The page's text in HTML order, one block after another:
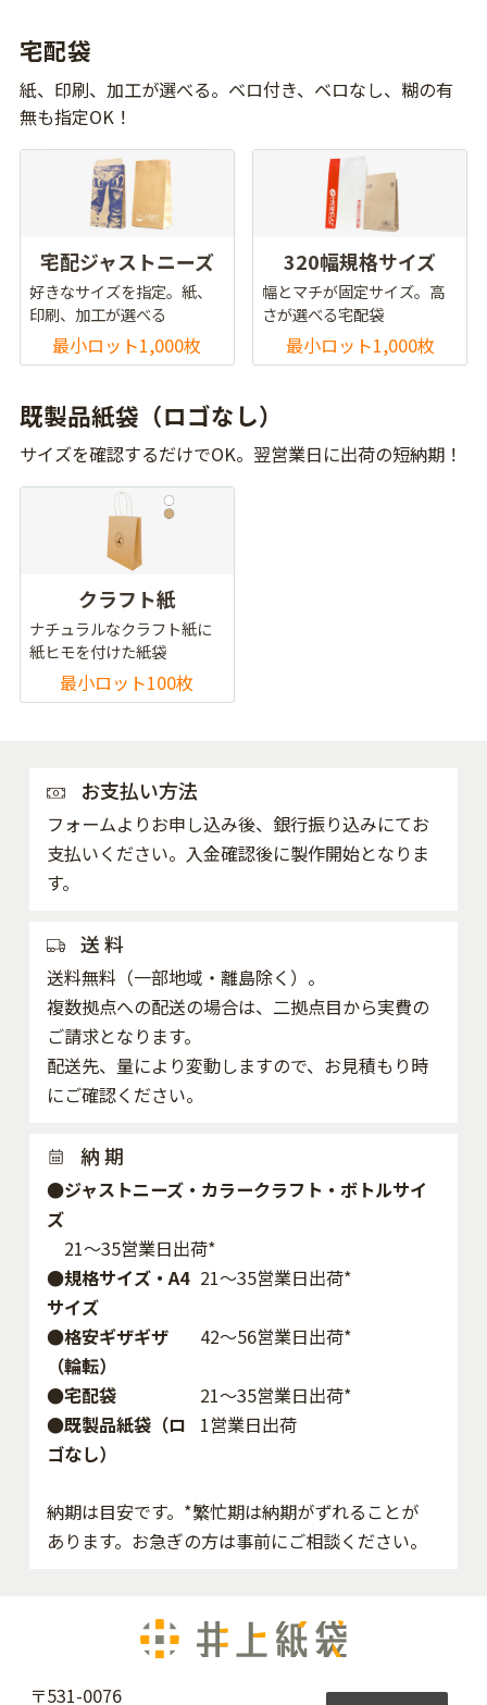
宅配袋
紙、印刷、加工が選べる。ベロ付き、ベロなし、糊の有
無も指定OK！
宅配ジャストニーズ
好きなサイズを指定。紙、
印刷、加工が選べる
最小ロット1,000枚
320幅規格サイズ
幅とマチが固定サイズ。高
さが選べる宅配袋
最小ロット1,000枚
既製品紙袋（ロゴなし）
サイズを確認するだけでOK。翌営業日に出荷の短納期！
クラフト紙
ナチュラルなクラフト紙に
紙ヒモを付けた紙袋
最小ロット100枚
お支払い方法
フォームよりお申し込み後、銀行振り込みにてお
支払いください。入金確認後に製作開始となりま
す。
送 料
送料無料（一部地域・離島除く）。
複数拠点への配送の場合は、二拠点目から実費の
ご請求となります。
配送先、量により変動しますので、お見積もり時
にご確認ください。
納 期
●ジャストニーズ・カラークラフト・ボトルサイ
ズ
21～35営業日出荷*
●規格サイズ・A4
サイズ
21～35営業日出荷*
●格安ギザギザ
（輪転）
42〜56営業日出荷*
●宅配袋
21～35営業日出荷*
●既製品紙袋（ロ
ゴなし）
1営業日出荷
納期は目安です。*繁忙期は納期がずれることが
あります。お急ぎの方は事前にご相談ください。
〒531-0076